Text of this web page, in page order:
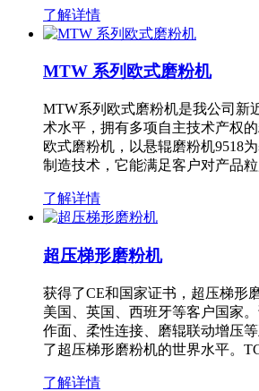
了解详情
MTW 系列欧式磨粉机
MTW系列欧式磨粉机是我公司新
术水平，拥有多项自主技术产权
欧式磨粉机，以悬辊磨粉机9518
制造技术，它能满足客户对产品
了解详情
超压梯形磨粉机
获得了CE和国家证书，超压梯形
美国、英国、西班牙等客户国家
作面、柔性连接、磨辊联动增压
了超压梯形磨粉机的世界水平。
了解详情